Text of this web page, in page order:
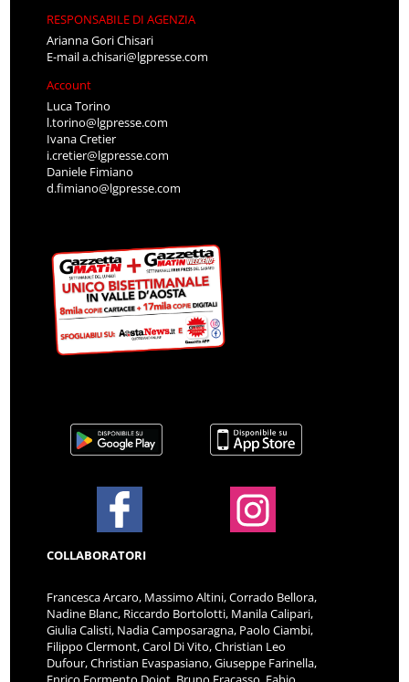
RESPONSABILE DI AGENZIA
Arianna Gori Chisari
E-maila.chisari@lgpresse.com
Account
Luca Torino
l.torino@lgpresse.com
Ivana Cretier
i.cretier@lgpresse.com
Daniele Fimiano
d.fimiano@lgpresse.com
COLLABORATORI
Francesca Arcaro, Massimo Altini, Corrado Bellora,
Nadine Blanc, Riccardo Bortolotti, Manila Calipari,
Giulia Calisti, Nadia Camposaragna, Paolo Ciambi,
Filippo Clermont, Carol Di Vito, Christian Leo
Dufour, Christian Evaspasiano, Giuseppe Farinella,